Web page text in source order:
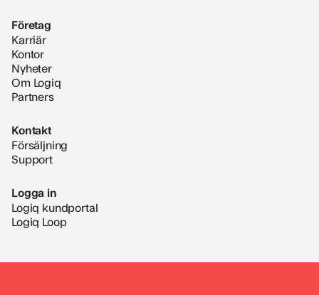
Företag
Karriär
Kontor
Nyheter
Om Logiq
Partners
Kontakt
Försäljning
Support
Logga in
Logiq kundportal
Logiq Loop